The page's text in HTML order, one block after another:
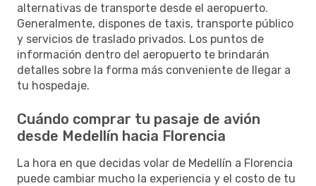
alternativas de transporte desde el aeropuerto.
Generalmente, dispones de taxis, transporte público
y servicios de traslado privados. Los puntos de
información dentro del aeropuerto te brindarán
detalles sobre la forma más conveniente de llegar a
tu hospedaje.
Cuándo comprar tu pasaje de avión
desde Medellín hacia Florencia
La hora en que decidas volar de Medellín a Florencia
puede cambiar mucho la experiencia y el costo de tu